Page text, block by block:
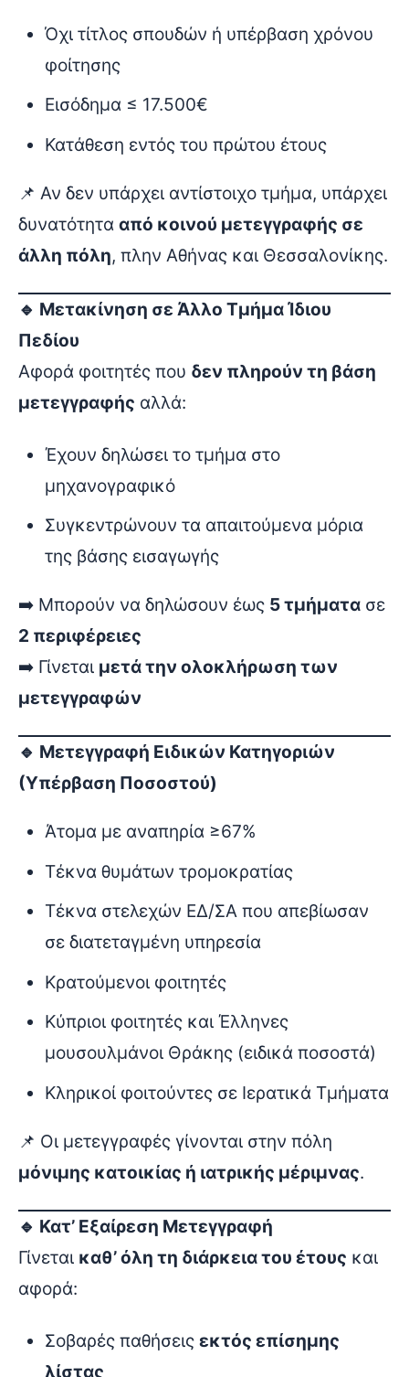
Όχι τίτλος σπουδών ή υπέρβαση χρόνου
φοίτησης
Εισόδημα ≤ 17.500€
Κατάθεση εντός του πρώτου έτους
📌 Αν δεν υπάρχει αντίστοιχο τμήμα, υπάρχει
δυνατότητα από κοινού μετεγγραφής σε
άλλη πόλη, πλην Αθήνας και Θεσσαλονίκης.
🔹 Μετακίνηση σε Άλλο Τμήμα Ίδιου
Πεδίου
Αφορά φοιτητές που δεν πληρούν τη βάση
μετεγγραφής αλλά:
Έχουν δηλώσει το τμήμα στο
μηχανογραφικό
Συγκεντρώνουν τα απαιτούμενα μόρια
της βάσης εισαγωγής
➡️ Μπορούν να δηλώσουν έως 5 τμήματα σε
2 περιφέρειες
➡️ Γίνεται μετά την ολοκλήρωση των
μετεγγραφών
🔹 Μετεγγραφή Ειδικών Κατηγοριών
(Υπέρβαση Ποσοστού)
Άτομα με αναπηρία ≥67%
Τέκνα θυμάτων τρομοκρατίας
Τέκνα στελεχών ΕΔ/ΣΑ που απεβίωσαν
σε διατεταγμένη υπηρεσία
Κρατούμενοι φοιτητές
Κύπριοι φοιτητές και Έλληνες
μουσουλμάνοι Θράκης (ειδικά ποσοστά)
Κληρικοί φοιτούντες σε Ιερατικά Τμήματα
📌 Οι μετεγγραφές γίνονται στην πόλη
μόνιμης κατοικίας ή ιατρικής μέριμνας.
🔹 Κατ’ Εξαίρεση Μετεγγραφή
Γίνεται καθ’ όλη τη διάρκεια του έτους και
αφορά:
Σοβαρές παθήσεις εκτός επίσημης
λίστας